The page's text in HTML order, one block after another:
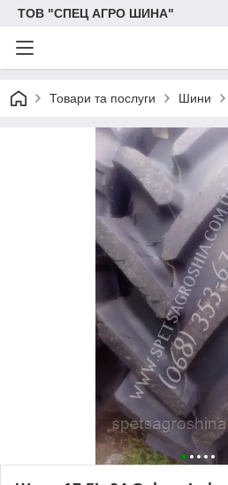
ТОВ "СПЕЦ АГРО ШИНА"
Товари та послуги Шини